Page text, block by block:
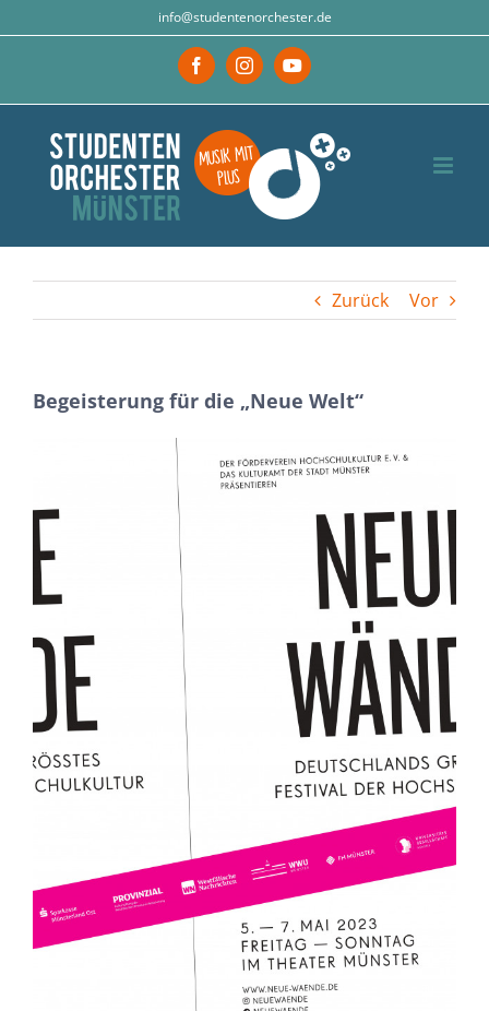
info@studentenorchester.de
FacebookInstagramYouTube
Zurück Vor
Begeisterung für die „Neue Welt“